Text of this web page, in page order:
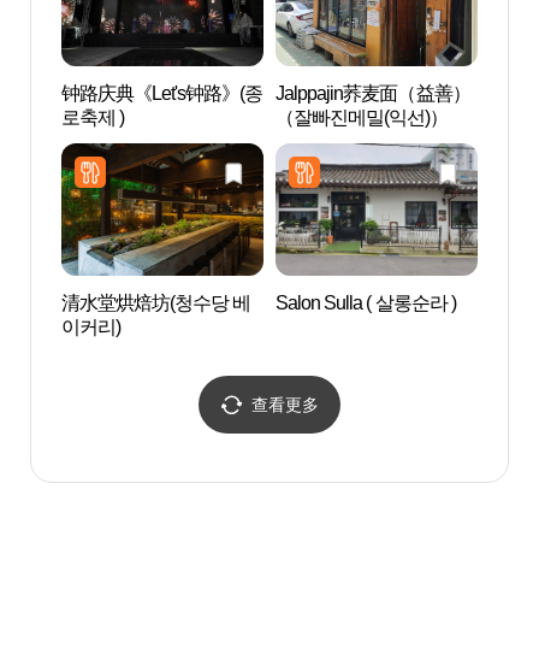
钟路庆典《Let's钟路》(종
로축제 )
Jalppajin荞麦面（益善）
（잘빠진메밀(익선)）
清水堂烘焙坊(청수당 베
이커리)
Salon Sulla ( 살롱순라 )
查看更多